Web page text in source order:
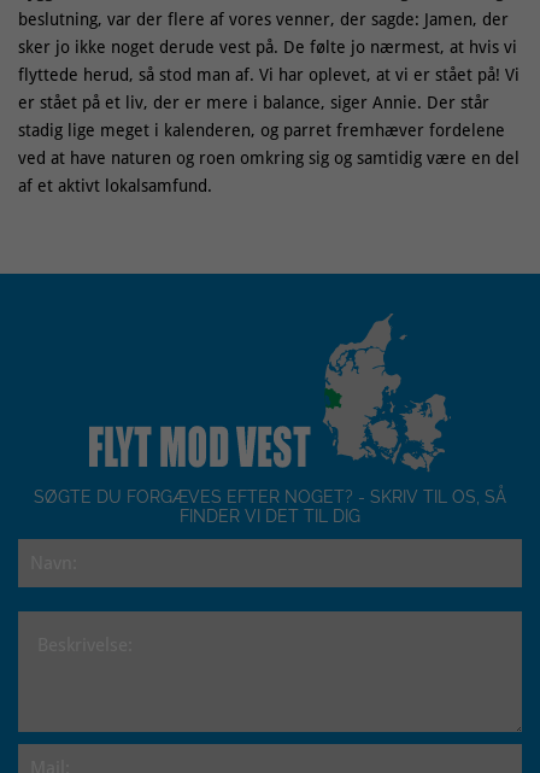
beslutning, var der flere af vores venner, der sagde: Jamen, der
sker jo ikke noget derude vest på. De følte jo nærmest, at hvis vi
flyttede herud, så stod man af. Vi har oplevet, at vi er stået på! Vi
er stået på et liv, der er mere i balance, siger Annie. Der står
stadig lige meget i kalenderen, og parret fremhæver fordelene
ved at have naturen og roen omkring sig og samtidig være en del
af et aktivt lokalsamfund.
SØGTE DU FORGÆVES EFTER NOGET? - SKRIV TIL OS, SÅ
FINDER VI DET TIL DIG